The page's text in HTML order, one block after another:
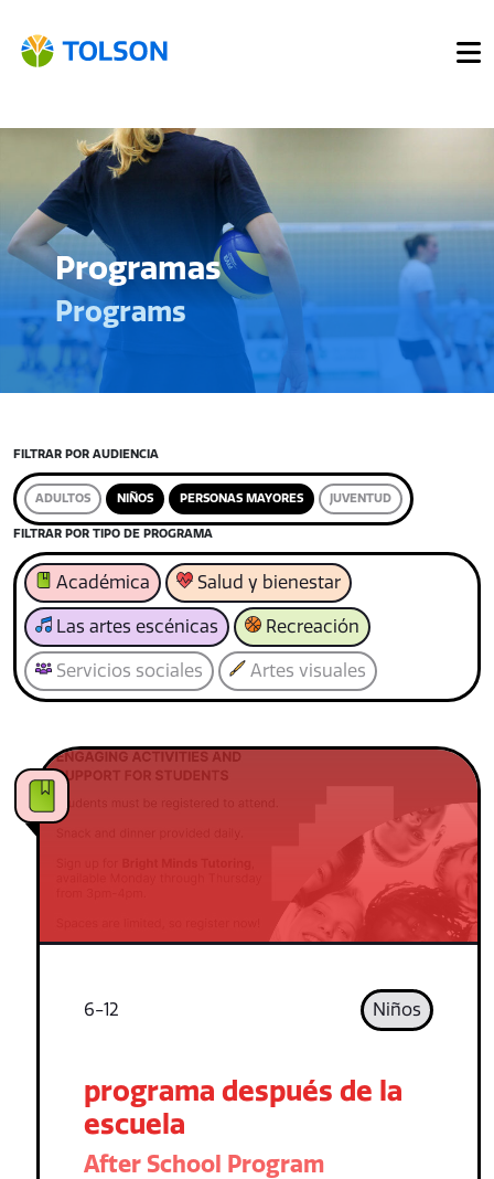
Programas
Programs
FILTRAR POR AUDIENCIA
ADULTOS NIÑOS PERSONAS MAYORES JUVENTUD
FILTRAR POR TIPO DE PROGRAMA
Académica Salud y bienestar
Las artes escénicas Recreación
Servicios sociales Artes visuales
6-12 Niños
programa después de la
escuela
After School Program